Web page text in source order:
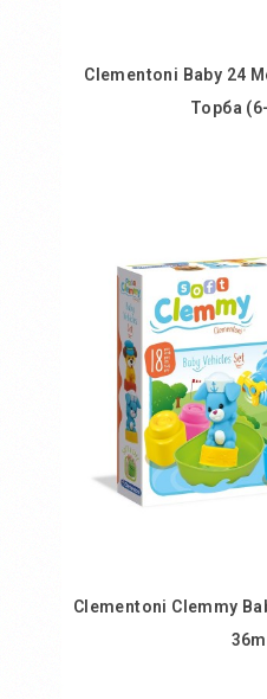
Clementoni Baby 24
Торба
Додај
Clementoni Clemmy